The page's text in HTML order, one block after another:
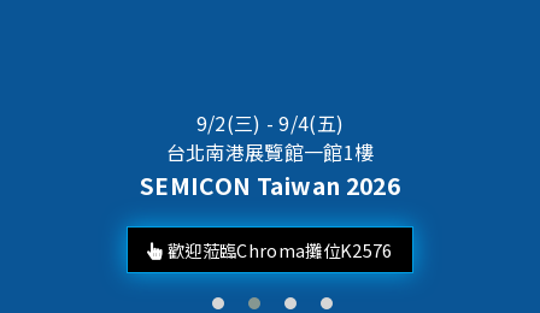
Best Taiwan Global Brands 2025
Chroma ATE Ranked No. 24